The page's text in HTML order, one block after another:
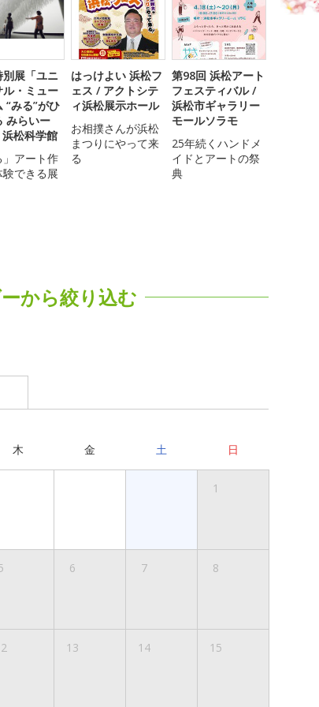
展「ユニ
ル・ミュー
“みる”がひ
みらいー
松科学館
」アート作
できる展
はっけよい 浜松フ
ェス / アクトシテ
ィ浜松展示ホール
お相撲さんが浜松
まつりにやって来
る
第98回 浜松アート
フェスティバル /
浜松市ギャラリー
モールソラモ
25年続くハンドメ
イドとアートの祭
典
から絞り込む
木 金 土 日
1
6 7 8
13 14 15